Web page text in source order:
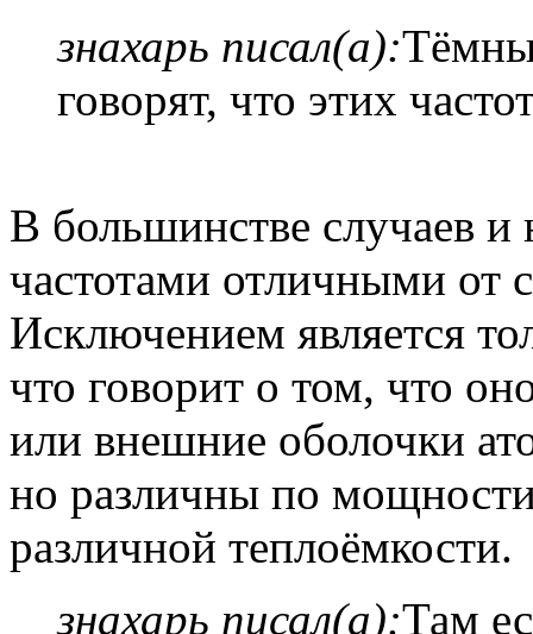
знахарь писал(а):
говорят, что этих
В большинстве случаев и
частотами отличными от
Исключением является
что говорит о том, что
или внешние оболочки
но различны по
различной теплоёмкости.
знахарь писал(а):Там